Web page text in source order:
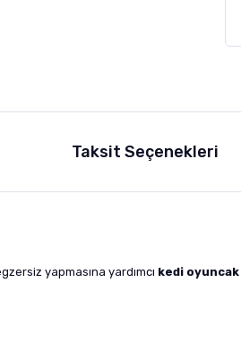
Taksit Seçenekleri
yapmasına yardımcı kedi oyuncak